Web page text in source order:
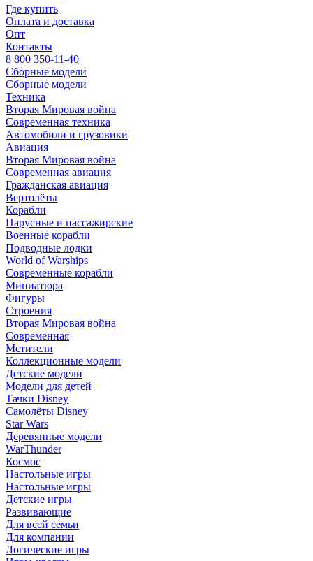
Где купить
Оплата и доставка
Опт
Контакты
8 800 350-11-40
Сборные модели
Сборные модели
Техника
Вторая Мировая война
Современная техника
Автомобили и грузовики
Авиация
Вторая Мировая война
Современная авиация
Гражданская авиация
Вертолёты
Корабли
Парусные и пассажирские
Военные корабли
Подводные лодки
World of Warships
Современные корабли
Миниатюра
Фигуры
Строения
Вторая Мировая война
Современная
Мстители
Коллекционные модели
Детские модели
Модели для детей
Тачки Disney
Самолёты Disney
Star Wars
Деревянные модели
WarThunder
Космос
Настольные игры
Настольные игры
Детские игры
Развивающие
Для всей семьи
Для компании
Логические игры